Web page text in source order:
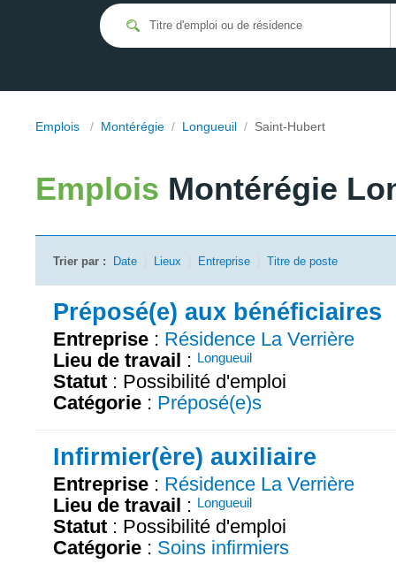
Emplois / Montérégie / Longueuil / Saint-Hubert
Emplois Montérégie
Trier par : Date Lieux Entreprise Titre de poste
Préposé(e) aux bénéficiaires
Entreprise : Résidence La Verrière
Lieu de travail : Longueuil
Statut : Possibilité d'emploi
Catégorie : Préposé(e)s
Infirmier(ère) auxiliaire
Entreprise : Résidence La Verrière
Lieu de travail : Longueuil
Statut : Possibilité d'emploi
Catégorie : Soins infirmiers